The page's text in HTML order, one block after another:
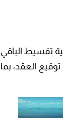
مع إمكانية تقسيط الباقي
توقيع العقد، بما